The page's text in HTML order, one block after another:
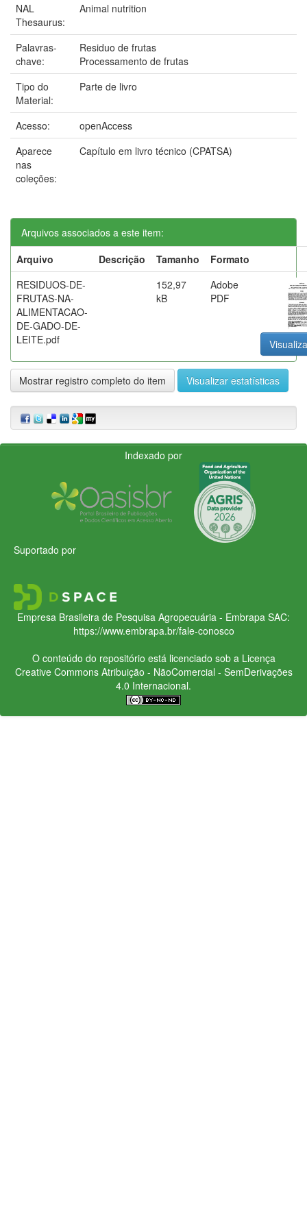
NAL
Thesaurus:
Animal nutrition
Palavras-
chave:
Residuo de frutas
Processamento de frutas
Tipo do
Material:
Parte de livro
Acesso:
openAccess
Aparece
nas
coleções:
Capítulo em livro técnico (CPATSA)
Arquivos associados a este item:
Arquivo
Descrição Tamanho
Formato
RESIDUOS-DE-
FRUTAS-NA-
ALIMENTACAO-
DE-GADO-DE-
LEITE.pdf
152,97
kB
Adobe
PDF
Mostrar registro completo do item Visualizar estatísticas
Indexado por
Suportado por
Empresa Brasileira de Pesquisa Agropecuária - Embrapa SAC:
https://www.embrapa.br/fale-conosco
O conteúdo do repositório está licenciado sob a Licença
Creative CommonsAtribuição - NãoComercial - SemDerivações
4.0 Internacional.